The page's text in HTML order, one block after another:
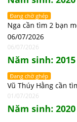
Đang chờ ghép
Nga cần tìm 2 bạn
06/07/2026
06/07/2026
Năm sinh: 2015
Đang chờ ghép
Vũ Thúy Hằng cần
01/07/2026
Năm sinh: 2020